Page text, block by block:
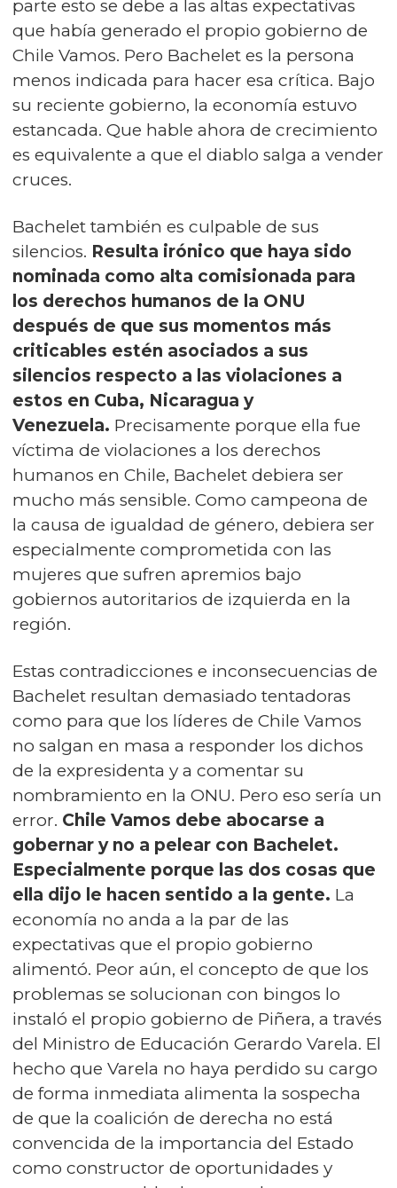
parte esto se debe a las altas expectativas
que había generado el propio gobierno de
Chile Vamos. Pero Bachelet es la persona
menos indicada para hacer esa crítica. Bajo
su reciente gobierno, la economía estuvo
estancada. Que hable ahora de crecimiento
es equivalente a que el diablo salga a vender
cruces.
Bachelet también es culpable de sus
silencios. Resulta irónico que haya sido
nominada como alta comisionada para
los derechos humanos de la ONU
después de que sus momentos más
criticables estén asociados a sus
silencios respecto a las violaciones a
estos en Cuba, Nicaragua y
Venezuela. Precisamente porque ella fue
víctima de violaciones a los derechos
humanos en Chile, Bachelet debiera ser
mucho más sensible. Como campeona de
la causa de igualdad de género, debiera ser
especialmente comprometida con las
mujeres que sufren apremios bajo
gobiernos autoritarios de izquierda en la
región.
Estas contradicciones e inconsecuencias de
Bachelet resultan demasiado tentadoras
como para que los líderes de Chile Vamos
no salgan en masa a responder los dichos
de la expresidenta y a comentar su
nombramiento en la ONU. Pero eso sería un
error. Chile Vamos debe abocarse a
gobernar y no a pelear con Bachelet.
Especialmente porque las dos cosas que
ella dijo le hacen sentido a la gente. La
economía no anda a la par de las
expectativas que el propio gobierno
alimentó. Peor aún, el concepto de que los
problemas se solucionan con bingos lo
instaló el propio gobierno de Piñera, a través
del Ministro de Educación Gerardo Varela. El
hecho que Varela no haya perdido su cargo
de forma inmediata alimenta la sospecha
de que la coalición de derecha no está
convencida de la importancia del Estado
como constructor de oportunidades y